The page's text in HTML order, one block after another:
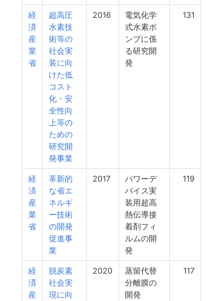
経
済
産
業
省
超高圧
水素技
術等の
社会実
装に向
けた低
コスト
化・安
全性向
上等の
ための
研究開
発事業
2016
電気化学
式水素ポ
ンプに係
る研究開
発
131
経
済
産
業
省
革新的
な省エ
ネルギ
ー技術
の開発
促進事
業
2017
パワーデ
バイス実
装用超高
熱伝導接
着剤フィ
ルムの開
発
119
経
済
産
脱炭素
社会実
現に向
2020
蒸留代替
分離膜の
開発
117